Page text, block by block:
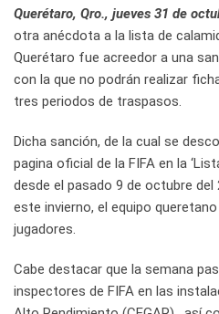
Querétaro, Qro., jueves 31 de
otra anécdota a la lista de
Querétaro fue acreedor a una
con la que no podrán realizar
tres periodos de traspasos.
Dicha sanción, de la cual se
pagina oficial de la FIFA en la
desde el pasado 9 de octubre del
este invierno, el equipo
jugadores.
Cabe destacar que la semana
inspectores de FIFA en las